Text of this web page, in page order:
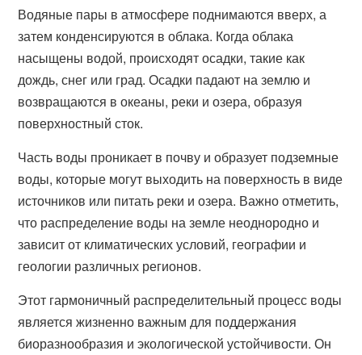
Водяные пары в атмосфере поднимаются вверх, а
затем конденсируются в облака. Когда облака
насыщены водой, происходят осадки, такие как
дождь, снег или град. Осадки падают на землю и
возвращаются в океаны, реки и озера, образуя
поверхностный сток.
Часть воды проникает в почву и образует подземные
воды, которые могут выходить на поверхность в виде
источников или питать реки и озера. Важно отметить,
что распределение воды на земле неоднородно и
зависит от климатических условий, географии и
геологии различных регионов.
Этот гармоничный распределительный процесс воды
является жизненно важным для поддержания
биоразнообразия и экологической устойчивости. Он